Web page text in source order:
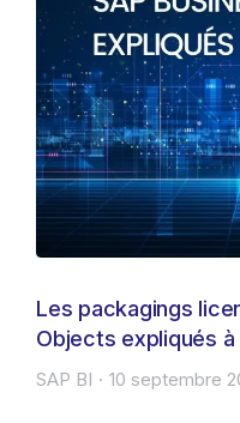
Les packagings
Objects expliqués à
SAP BI 10 septembre